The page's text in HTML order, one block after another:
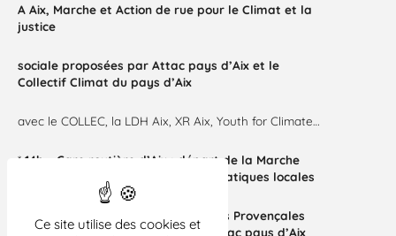
Ce site utilise des cookies et
A Aix, Marche et Action de rue pour le Climat et la
justice
sociale proposées par Attac pays d’Aix et le
Collectif Climat du pays d’Aix
avec le COLLEC, la LDH Aix, XR Aix, Youth for Climate…
* 14h – Gare routière d’Aix : départ de la Marche
organisée par le CCPA sur les thématiques locales
à partir de 15h à la Rotonde Allées Provençales
animation de rue organisée par Attac pays d’Aix